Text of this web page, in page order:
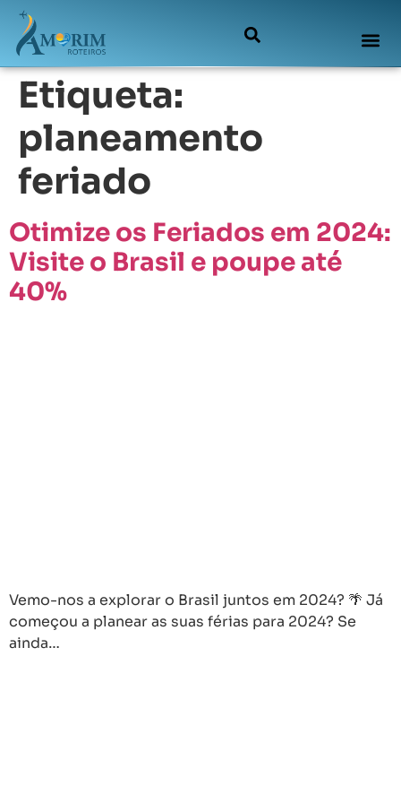
Etiqueta:
planeamento
feriado
Otimize os Feriados em 2024:
Visite o Brasil e poupe até
40%
Vemo-nos a explorar o Brasil juntos em 2024? 🌴 Já
começou a planear as suas férias para 2024? Se
ainda…